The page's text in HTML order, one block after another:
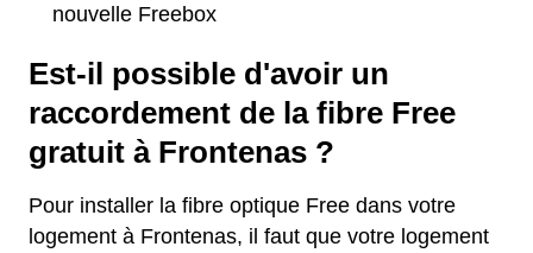
nouvelle Freebox
Est-il possible d'avoir un
raccordement de la fibre Free
gratuit à Frontenas ?
Pour installer la fibre optique Free dans votre
logement à Frontenas, il faut que votre logement